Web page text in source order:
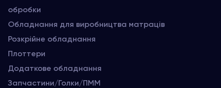
обробки
Обладнання для виробництва матраців
Розкрійне обладнання
Плоттери
Додаткове обладнання
Запчастини/Голки/ПММ